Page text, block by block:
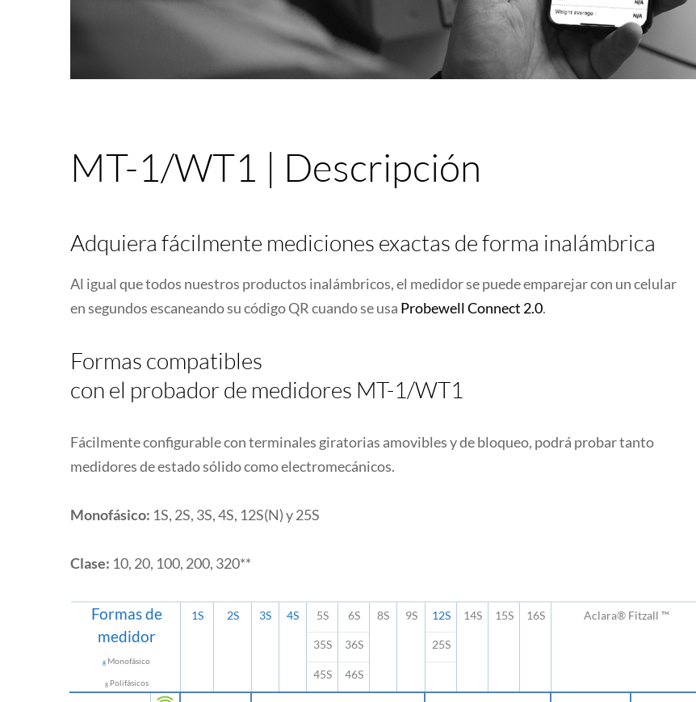
MT-1/WT1 | Descripción
Adquiera fácilmente mediciones exactas de forma inalámbrica
Al igual que todos nuestros productos inalámbricos, el medidor se puede emparejar con un celular
en segundos escaneando su código QR cuando se usa Probewell Connect 2.0.
Formas compatibles
con el probador de medidores MT-1/WT1
Fácilmente configurable con terminales giratorias amovibles y de bloqueo, podrá probar tanto
medidores de estado sólido como electromecánicos.
Monofásico: 1S, 2S, 3S, 4S, 12S(N) y 25S
Clase: 10, 20, 100, 200, 320**
Formas de
medidor
g Monofásico
g Polifásicos
1S 2S 3S 4S 5S 6S 8S 9S 12S 14S 15S 16S Aclara® Fitzall ™
35S 36S 25S
45S 46S